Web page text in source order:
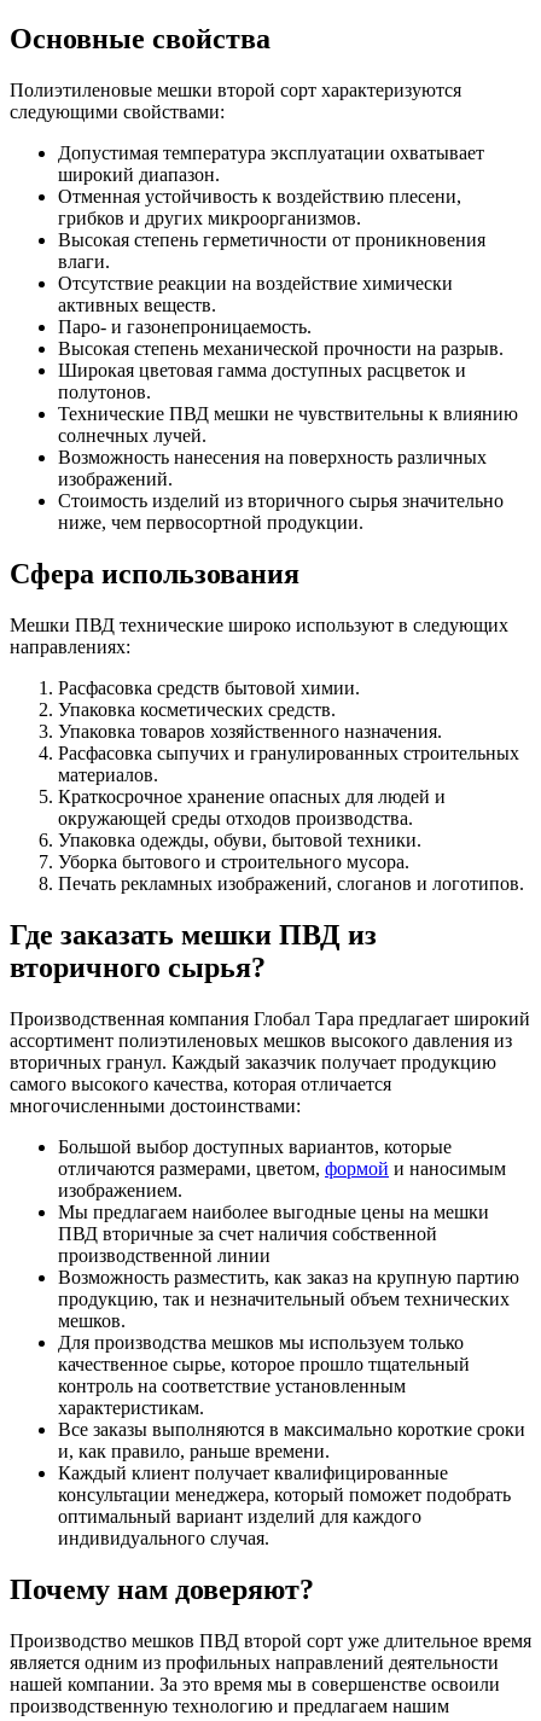
Основные свойства
Полиэтиленовые мешки второй сорт характеризуются
следующими свойствами:
Допустимая температура эксплуатации охватывает
широкий диапазон.
Отменная устойчивость к воздействию плесени,
грибков и других микроорганизмов.
Высокая степень герметичности от проникновения
влаги.
Отсутствие реакции на воздействие химически
активных веществ.
Паро- и газонепроницаемость.
Высокая степень механической прочности на разрыв.
Широкая цветовая гамма доступных расцветок и
полутонов.
Технические ПВД мешки не чувствительны к влиянию
солнечных лучей.
Возможность нанесения на поверхность различных
изображений.
Стоимость изделий из вторичного сырья значительно
ниже, чем первосортной продукции.
Сфера использования
Мешки ПВД технические широко используют в следующих
направлениях:
Расфасовка средств бытовой химии.
Упаковка косметических средств.
Упаковка товаров хозяйственного назначения.
Расфасовка сыпучих и гранулированных строительных
материалов.
Краткосрочное хранение опасных для людей и
окружающей среды отходов производства.
Упаковка одежды, обуви, бытовой техники.
Уборка бытового и строительного мусора.
Печать рекламных изображений, слоганов и логотипов.
Где заказать мешки ПВД из
вторичного сырья?
Производственная компания Глобал Тара предлагает широкий
ассортимент полиэтиленовых мешков высокого давления из
вторичных гранул. Каждый заказчик получает продукцию
самого высокого качества, которая отличается
многочисленными достоинствами:
Большой выбор доступных вариантов, которые
отличаются размерами, цветом, формой и наносимым
изображением.
Мы предлагаем наиболее выгодные цены на мешки
ПВД вторичные за счет наличия собственной
производственной линии
Возможность разместить, как заказ на крупную партию
продукцию, так и незначительный объем технических
мешков.
Для производства мешков мы используем только
качественное сырье, которое прошло тщательный
контроль на соответствие установленным
характеристикам.
Все заказы выполняются в максимально короткие сроки
и, как правило, раньше времени.
Каждый клиент получает квалифицированные
консультации менеджера, который поможет подобрать
оптимальный вариант изделий для каждого
индивидуального случая.
Почему нам доверяют?
Производство мешков ПВД второй сорт уже длительное время
является одним из профильных направлений деятельности
нашей компании. За это время мы в совершенстве освоили
производственную технологию и предлагаем нашим